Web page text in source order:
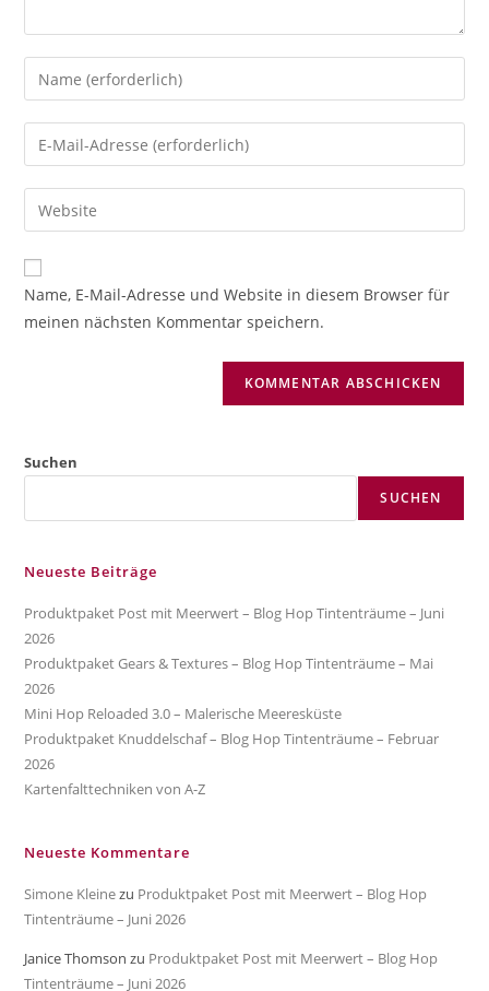
Gib
deinen
Namen
oder
zum
Kommentieren
ein
Gib
deine
E-
Mail-
zum
Kommentieren
ein
Gib
deine
Website-
URL
Name, E-Mail-Adresse und Website in diesem Browser für
meinen nächsten Kommentar speichern.
Suchen
SUCHEN
Neueste Beiträge
Produktpaket Post mit Meerwert – Blog Hop Tintenträume – Juni
2026
Produktpaket Gears & Textures – Blog Hop Tintenträume – Mai
2026
Mini Hop Reloaded 3.0 – Malerische Meeresküste
Produktpaket Knuddelschaf – Blog Hop Tintenträume – Februar
2026
Kartenfalttechniken von A-Z
Neueste Kommentare
Simone Kleinezu Produktpaket Post mit Meerwert – Blog Hop
Tintenträume – Juni 2026
Janice Thomson zu Produktpaket Post mit Meerwert – Blog Hop
Tintenträume – Juni 2026